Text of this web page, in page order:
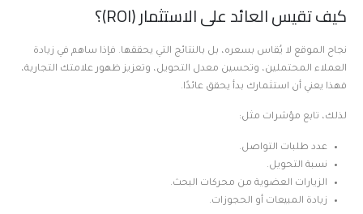
كيف تقيس العائد على الاستثمار (ROI)؟
نجاح الموقع لا يُقاس بسعره، بل بالنتائج التي يحققها. فإذا ساهم في زيادة
العملاء المحتملين، وتحسين معدل التحويل، وتعزيز ظهور علامتك التجارية،
فهذا يعني أن استثمارك بدأ يحقق عائدًا.
لذلك، تابع مؤشرات مثل:
عدد طلبات التواصل.
نسبة التحويل.
الزيارات العضوية من محركات البحث.
زيادة المبيعات أو الحجوزات.